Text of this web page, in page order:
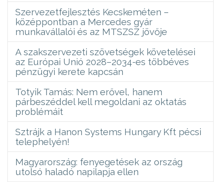
Szervezetfejlesztés Kecskeméten –
középpontban a Mercedes gyár
munkavállalói és az MTSZSZ jövője
A szakszervezeti szövetségek követelései
az Európai Unió 2028–2034-es többéves
pénzügyi kerete kapcsán
Totyik Tamás: Nem erővel, hanem
párbeszéddel kell megoldani az oktatás
problémáit
Sztrájk a Hanon Systems Hungary Kft pécsi
telephelyén!
Magyarország: fenyegetések az ország
utolsó haladó napilapja ellen